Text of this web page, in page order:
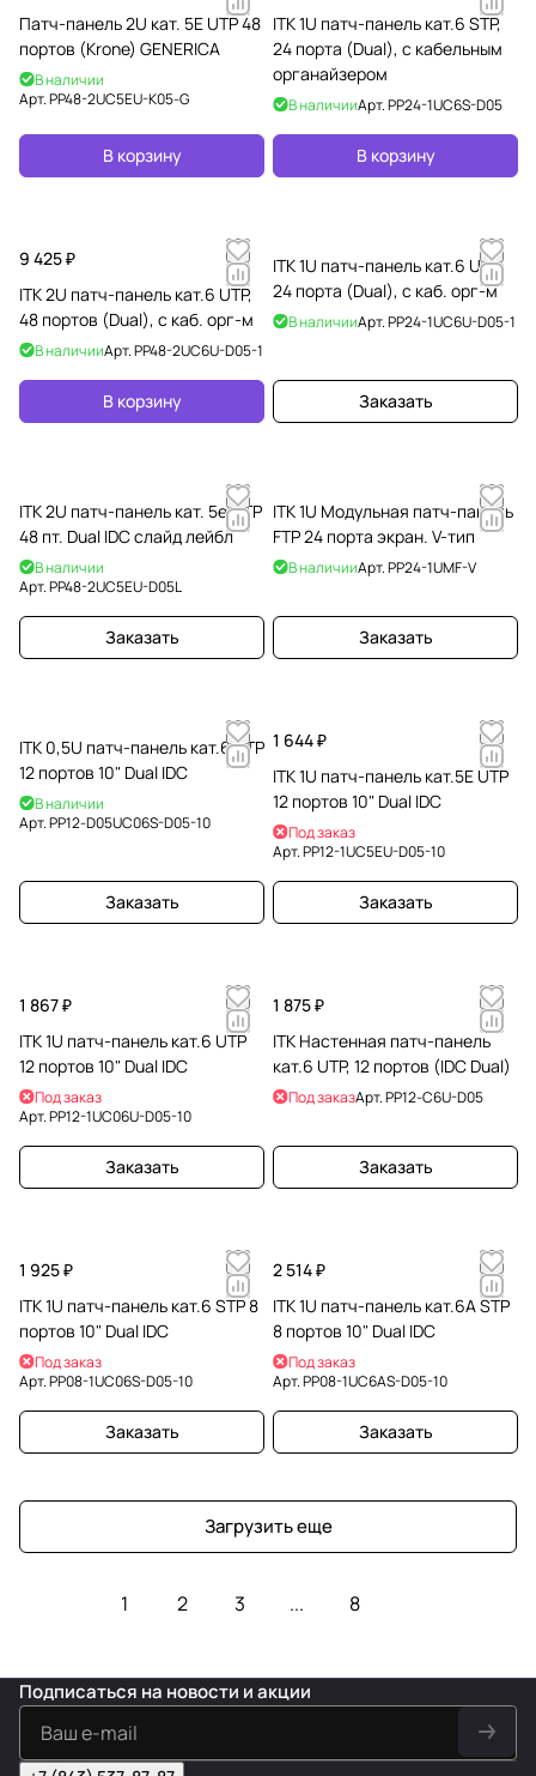
Патч-панель 2U кат. 5Е UTP 48
портов (Krone) GENERICA
В наличии
Арт.PP48-2UC5EU-K05-G
В корзину
ITK 1U патч-панель кат.6 STP,
24 порта (Dual), с кабельным
органайзером
В наличииАрт.PP24-1UC6S-D05
В корзину
9 425 ₽
ITK 2U патч-панель кат.6 UTP,
48 портов (Dual), с каб. орг-м
В наличииАрт.PP48-2UC6U-D05-1
В корзину
ITK 1U патч-панель кат.6 UTP,
24 порта (Dual), с каб. орг-м
В наличииАрт.PP24-1UC6U-D05-1
Заказать
ITK 2U патч-панель кат. 5е UTP
48 пт. Dual IDC слайд лейбл
В наличии
Арт.PP48-2UC5EU-D05L
Заказать
ITK 1U Модульная патч-панель
FTP 24 порта экран. V-тип
В наличииАрт.PP24-1UMF-V
Заказать
ITK 0,5U патч-панель кат.6 STP
12 портов 10" Dual IDC
В наличии
Арт.PP12-D05UC06S-D05-10
Заказать
1 644 ₽
ITK 1U патч-панель кат.5E UTP
12 портов 10" Dual IDC
Под заказ
Арт.PP12-1UC5EU-D05-10
Заказать
1 867 ₽
ITK 1U патч-панель кат.6 UTP
12 портов 10" Dual IDC
Под заказ
Арт.PP12-1UC06U-D05-10
Заказать
1 875 ₽
ITK Настенная патч-панель
кат.6 UTP, 12 портов (IDC Dual)
Под заказАрт.PP12-C6U-D05
Заказать
1 925 ₽
ITK 1U патч-панель кат.6 STP 8
портов 10" Dual IDC
Под заказ
Арт.PP08-1UC06S-D05-10
Заказать
2 514 ₽
ITK 1U патч-панель кат.6A STP
8 портов 10" Dual IDC
Под заказ
Арт.PP08-1UC6AS-D05-10
Заказать
Загрузить еще
1 2 3 ... 8
Подписаться на новости и акции